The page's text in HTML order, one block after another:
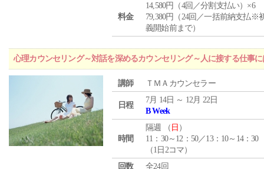
料金
14,580円（4回／分割支払い）×6
79,380円（24回／一括前納支払※
義開始前まで）
心理カウンセリング～対話を深めるカウンセリング～人に接する仕事
講師 ＴＭＡカウンセラー
日程
7月 14日 ～ 12月 22日
B Week
時間
隔週 （ 日 ）
11：30～12：50／13：10～14：30
（1日2コマ）
回数
全24回